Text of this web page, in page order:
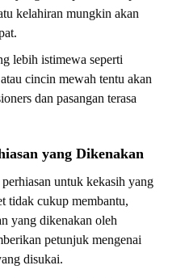
kelahiran mungkin akan
lebih istimewa seperti
cincin mewah tentu akan
dan pasangan terasa
yang Dikenakan
untuk kekasih yang
tidak cukup membantu,
yang dikenakan oleh
petunjuk mengenai
disukai.